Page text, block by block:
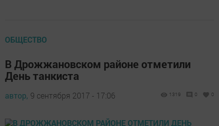
ОБЩЕСТВО
В Дрожжановском районе отметили
День танкиста
автор, 9 сентября 2017 - 17:06 1319 0 0